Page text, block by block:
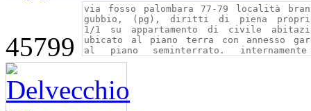
45799